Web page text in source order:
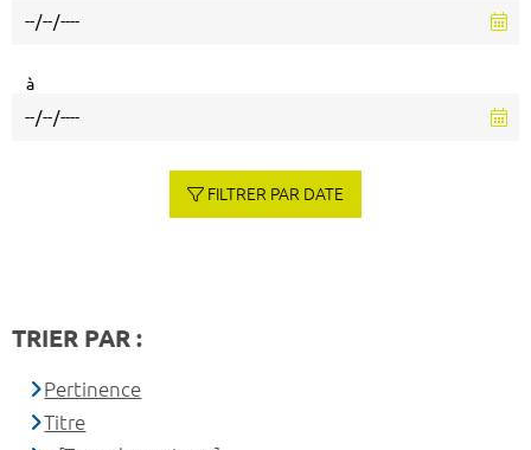
à
FILTRER PAR DATE
TRIER PAR :
Pertinence
Titre